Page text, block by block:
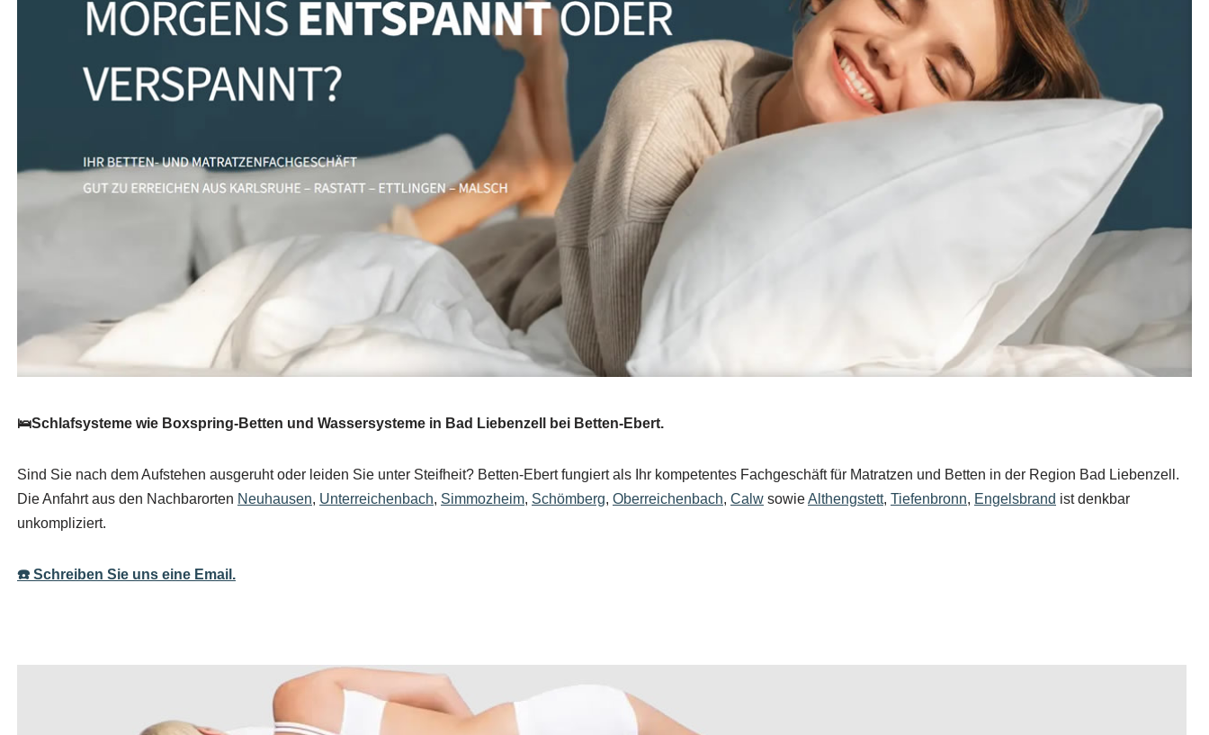
🛌Schlafsysteme wie Boxspring-Betten und Wassersysteme in Bad Liebenzell bei Betten-Ebert.
Sind Sie nach dem Aufstehen ausgeruht oder leiden Sie unter Steifheit? Betten-Ebert fungiert als Ihr kompetentes Fachgeschäft für Matratzen und Betten in der Region Bad Liebenzell.
Die Anfahrt aus den Nachbarorten Neuhausen, Unterreichenbach, Simmozheim, Schömberg, Oberreichenbach, Calw sowieAlthengstett, Tiefenbronn, Engelsbrand ist denkbar
unkompliziert.
☎️ Schreiben Sie uns eine Email.